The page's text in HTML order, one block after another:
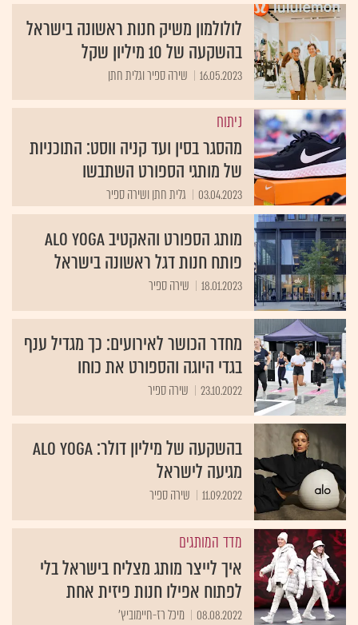
לולולמון משיק חנות ראשונה בישראל
בהשקעה של 10 מיליון שקל
16.05.2023 שירה ספיר וגלית חתן
ניתוח
מהסגר בסין ועד קניה ווסט: התוכניות
של מותגי הספורט השתבשו
03.04.2023 גלית חתן ושירה ספיר
מותג הספורט והאקטיב alo yoga
פותח חנות דגל ראשונה בישראל
18.01.2023 שירה ספיר
מחדר הכושר לאירועים: כך מגדיל ענף
בגדי היוגה והספורט את כוחו
23.10.2022 שירה ספיר
בהשקעה של מיליון דולר: Alo Yoga
מגיעה לישראל
11.09.2022 שירה ספיר
מדד המותגים
איך לייצר מותג מצליח בישראל בלי
לפתוח אפילו חנות פיזית אחת
08.08.2022 מיכל רז-חיימוביץ'